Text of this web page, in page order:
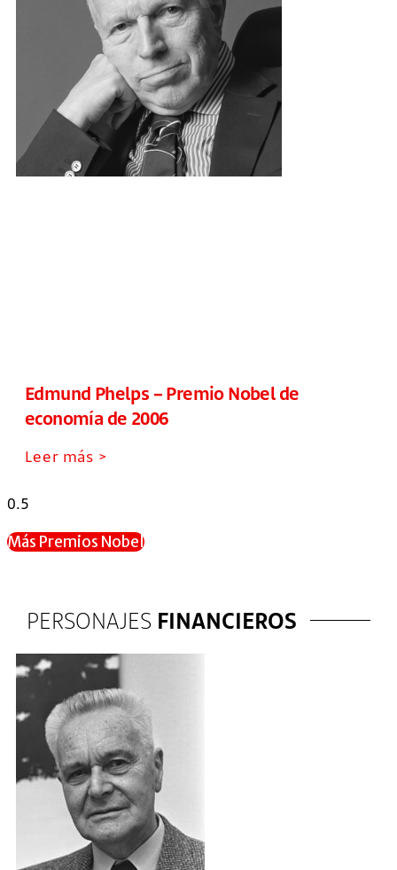
Edmund Phelps – Premio Nobel de
economía de 2006
Leer más >
Más Premios Nobel
PERSONAJES FINANCIEROS